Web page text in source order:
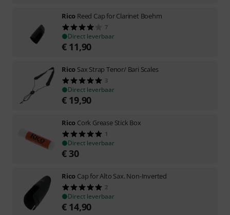
Rico Reed Cap for Clarinet Boehm
7
Direct leverbaar
€ 11,90
Rico Sax Strap Tenor/ Bari Scales
3
Direct leverbaar
€ 19,90
Rico Cork Grease Stick Box
1
Direct leverbaar
€ 30
Rico Cap for Alto Sax. Non-Inverted
2
Direct leverbaar
€ 14,90